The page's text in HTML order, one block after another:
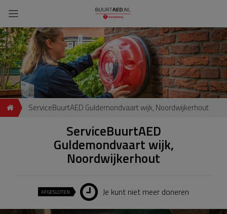
ServiceBuurtAED Guldemondvaart wijk, Noordwijkerhout
ServiceBuurtAED
Guldemondvaart wijk,
Noordwijkerhout
AFGESLOTEN Je kunt niet meer doneren